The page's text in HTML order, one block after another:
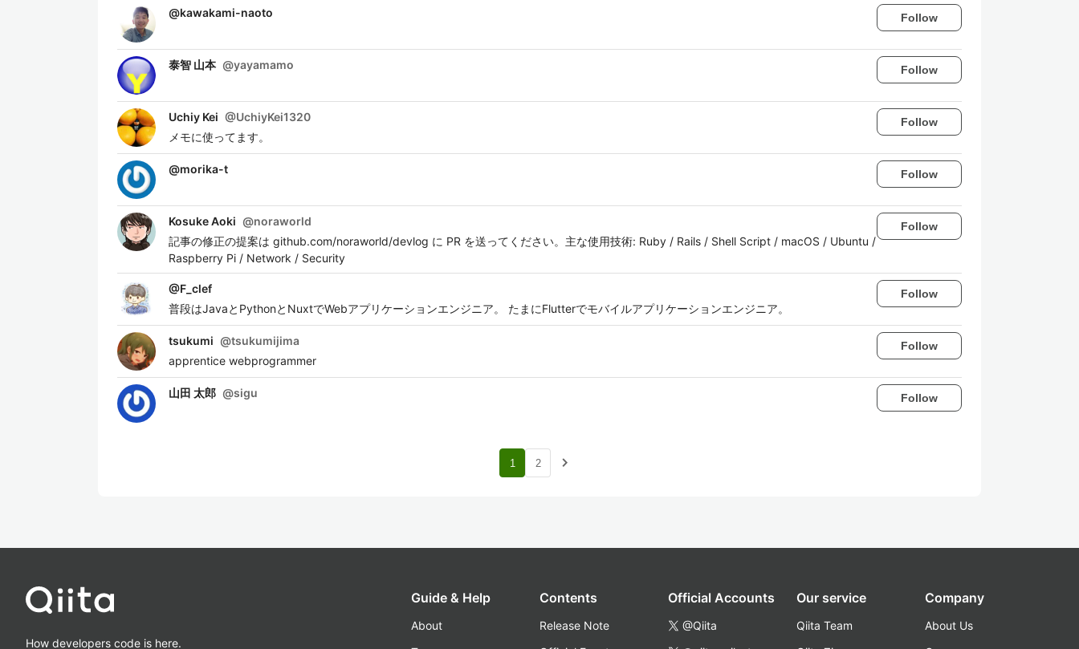
@kawakami-naoto Follow
泰智 山本 @yayamamo Follow
Uchiy Kei @UchiyKei1320
メモに使ってます。
Follow
@morika-t Follow
Kosuke Aoki @noraworld
記事の修正の提案は github.com/noraworld/devlog に PR を送ってください。主な使用技術: Ruby / Rails / Shell Script / macOS / Ubuntu /
Raspberry Pi / Network / Security
Follow
@F_clef
普段はJavaとPythonとNuxtでWebアプリケーションエンジニア。 たまにFlutterでモバイルアプリケーションエンジニア。
Follow
tsukumi @tsukumijima
apprentice webprogrammer
Follow
山田 太郎 @sigu Follow
1 2 navigate_next
How developers code is here.
Guide & Help
About
Contents
Release Note
Official Accounts
@Qiita
Our service
Qiita Team
Company
About Us